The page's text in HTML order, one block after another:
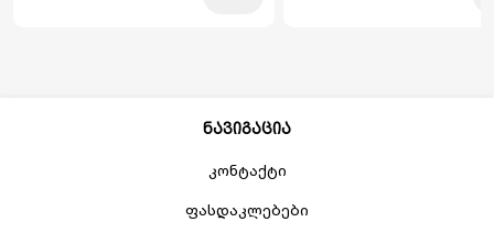
ნავიგაცია
კონტაქტი
ფასდაკლებები